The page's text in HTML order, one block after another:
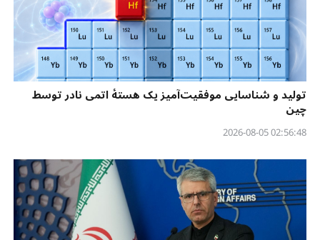
تولید و شناسایی موفقیت‌آمیز یک هستهٔ اتمی نادر توسط
چین
02:56:48 2026-08-05